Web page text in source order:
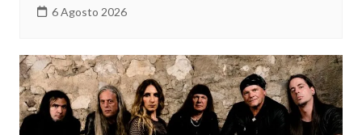
6 Agosto 2026